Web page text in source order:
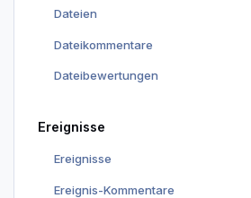
Dateien
Dateikommentare
Dateibewertungen
Ereignisse
Ereignisse
Ereignis-Kommentare